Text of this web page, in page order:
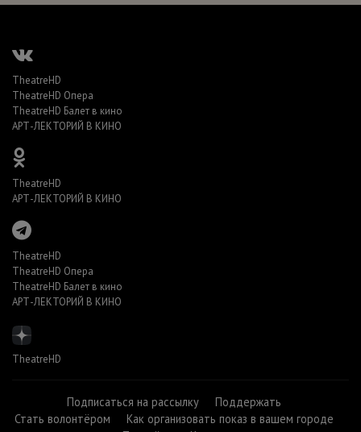
TheatreHD
TheatreHD Опера
TheatreHD Балет в кино
АРТ-ЛЕКТОРИЙ В КИНО
TheatreHD
АРТ-ЛЕКТОРИЙ В КИНО
TheatreHD
TheatreHD Опера
TheatreHD Балет в кино
АРТ-ЛЕКТОРИЙ В КИНО
TheatreHD
Подписаться на рассылку
Поддержать
Стать волонтёром
Как организовать показ в вашем городе